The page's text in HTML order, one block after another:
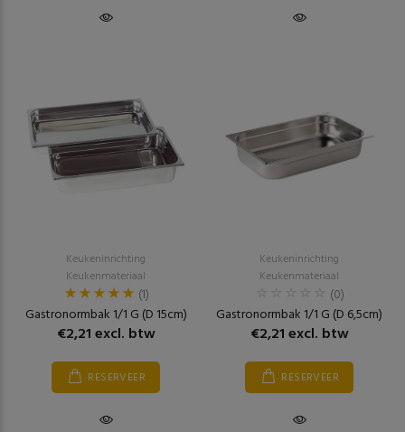
Keukeninrichting
Keukenmateriaal
(1)
Gastronormbak 1/1 G (D 15cm)
€2,21 excl. btw
RESERVEER
Keukeninrichting
Keukenmateriaal
(0)
Gastronormbak 1/1 G (D 6,5cm)
€2,21 excl. btw
RESERVEER